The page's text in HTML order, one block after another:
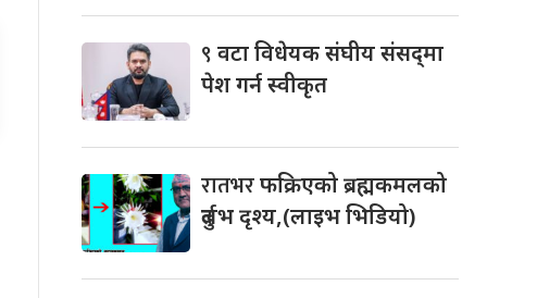
९वटा विधेयक संघीय संसद्‌मा
पेश गर्न स्वीकृत
रातभरफक्रिएको ब्रह्मकमलको
दुर्लभ दृश्य,(लाइभ भिडियो)